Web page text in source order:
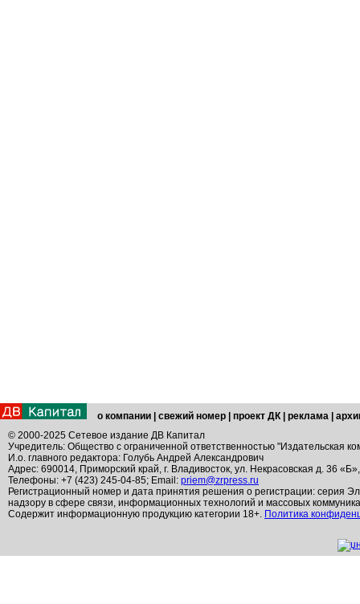
о компании свежий номер проект ДК реклама
© 2000-2025 Сетевое издание ДВ Капитал
Учредитель: Общество с ограниченной ответственностью "Издательская
И.о. главного редактора: Голубь Андрей Александрович
Адрес: 690014, Приморский край, г. Владивосток, ул. Некрасовская д. 36
Телефоны: +7 (423) 245-04-85; Email: priem@zrpress.ru
Регистрационный номер и дата принятия решения о регистрации: серия
надзору в сфере связи, информационных технологий и массовых
Содержит информационную продукцию категории 18+. Политика